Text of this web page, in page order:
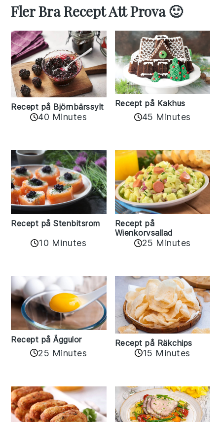
Fler Bra Recept Att Prova 🙂
Recept på Björnbärssylt
40 Minutes
Recept på Kakhus
45 Minutes
Recept på Stenbitsrom
10 Minutes
Recept på
Wienkorvsallad
25 Minutes
Recept på Äggulor
25 Minutes
Recept på Räkchips
15 Minutes